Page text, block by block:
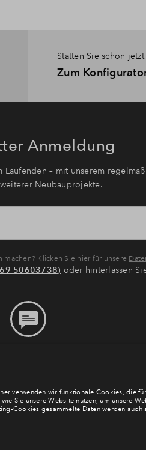
Statten Sie schon
Zum
Anmeldung
– mit unserem
Neubauprojekte.
machen? Klicken Sie hier für unsere
50603738) oder hinterlassen